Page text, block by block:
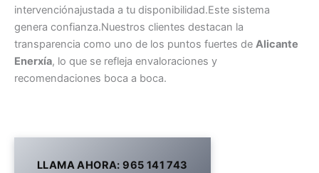
intervenciónajustada a tu disponibilidad.Este sistema
genera confianza.Nuestros clientes destacan la
transparencia como uno de los puntos fuertes de Alicante
Enerxía, lo que se refleja envaloraciones y
recomendaciones boca a boca.
LLAMA AHORA: 965 141 743